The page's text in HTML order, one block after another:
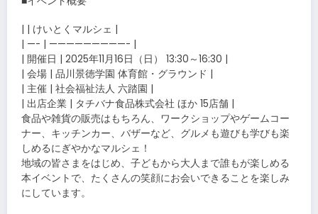
| | けいとくマルシェ |
| —- | —————————- |
| 開催日 | 2025年11月16日（日） 13:30～16:30 |
| 会場 | 品川景徳学園 体育館・グラウンド |
| 主催 | 社会福祉法人 六踏園 |
| 出店企業 | タチバナ食品株式会社 ほか 15店舗 |
食品や雑貨の販売はもちろん、ワークショップやゲームコー
ナー、キッチンカー、バザーなど、グルメも遊びも学びも楽
しめるにぎやかなマルシェ！
地域の皆さまをはじめ、子どもから大人まで誰もが楽しめる
本イベントで、たくさんの笑顔にお会いできることを楽しみ
にしています。